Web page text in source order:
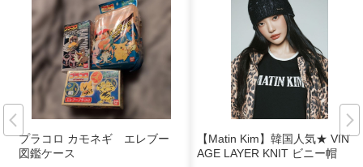
プラコロ カモネギ エレブー
図鑑ケース
【Matin Kim】韓国人気★ VINT
AGE LAYER KNIT ビニー帽